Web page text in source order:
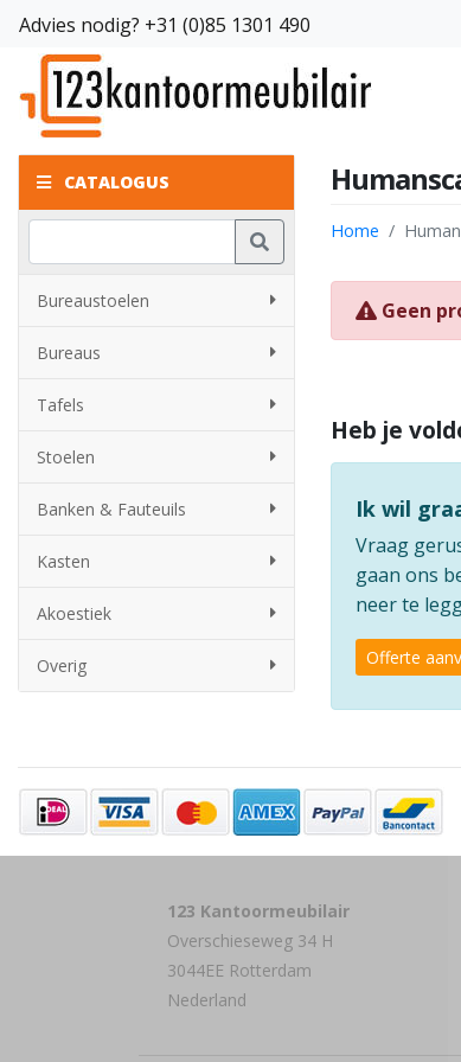
Advies nodig? +31 (0)85 1301 490
CATALOGUS
Bureaustoelen
Bureaus
Tafels
Stoelen
Banken & Fauteuils
Kasten
Akoestiek
Overig
Home
Geen
Heb je
Ik wil
Vraag
gaan ons
neer te
Offerte
123 Kantoormeubilair
Overschieseweg 34 H
3044EE Rotterdam
Nederland